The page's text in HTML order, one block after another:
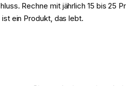
Rechne mit jährlich 15 bis 25
ein Produkt, das lebt.